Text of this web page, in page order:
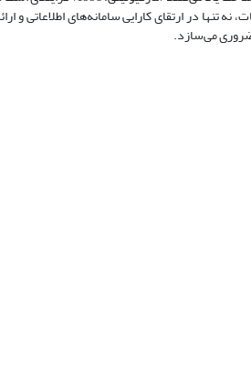
تنها در ارتقای کارایی سامانه‌های اطلاعاتی و
ضروری می‌سازد.